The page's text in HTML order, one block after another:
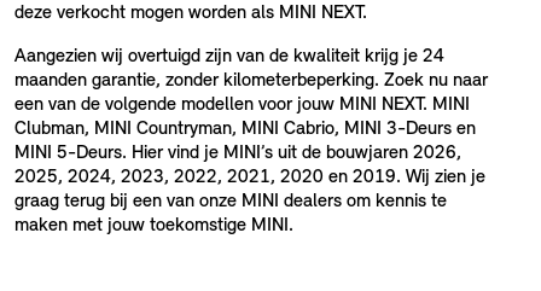
deze verkocht mogen worden als MINI NEXT.
Aangezien wij overtuigd zijn van de kwaliteit krijg je 24
maanden garantie, zonder kilometerbeperking. Zoek nu naar
een van de volgende modellen voor jouw MINI NEXT. MINI
Clubman, MINI Countryman, MINI Cabrio, MINI 3-Deurs en
MINI 5-Deurs. Hier vind je MINI’s uit de bouwjaren 2026,
2025, 2024, 2023, 2022, 2021, 2020 en 2019. Wij zien je
graag terug bij een van onze MINI dealers om kennis te
maken met jouw toekomstige MINI.